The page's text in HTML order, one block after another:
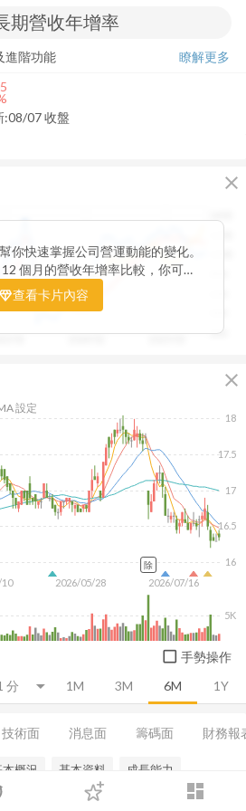
dashboard
登入
進階功能
瞭解更多
:08/07 收盤
close
200
你快速掌握公司營運動能的變化。
個月的營收年增率比較，你可以
延續長期趨勢。當短期營收增速開
代表公司業績正加速向上；反之，
查看卡片內容
close
1M 3M 6M 1Y
10 2026/05/28 2026/07/16
16
16.5
17
17.5
18
5K
設定
除
手勢操作
技術面 消息面 籌碼面 財務報
概況 基本資料 成長能力